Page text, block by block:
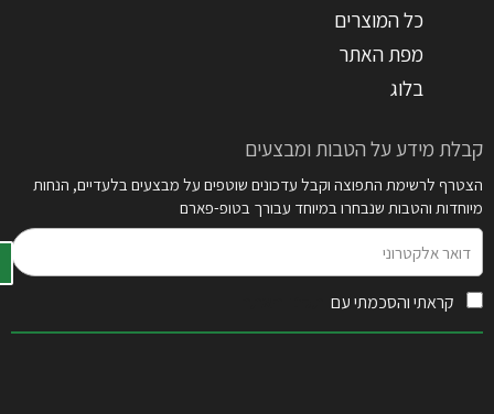
כל המוצרים
מפת האתר
בלוג
קבלת מידע על הטבות ומבצעים
הצטרף לרשימת התפוצה וקבל עדכונים שוטפים על מבצעים בלעדיים, הנחות
מיוחדות והטבות שנבחרו במיוחד עבורך בטופ-פארם
אלקטרוני
קראתי והסכמתי עם